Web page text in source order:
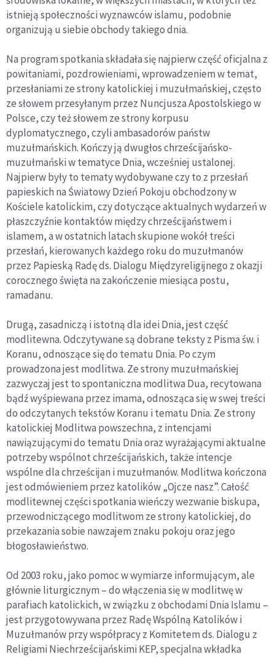
istnieją społeczności wyznawców islamu, podobnie
organizują u siebie obchody takiego dnia.
Na program spotkania składała się najpierw część oficjalna z
powitaniami, pozdrowieniami, wprowadzeniem w temat,
przesłaniami ze strony katolickiej i muzułmańskiej, często
ze słowem przesyłanym przez Nuncjusza Apostolskiego w
Polsce, czy też słowem ze strony korpusu
dyplomatycznego, czyli ambasadorów państw
muzułmańskich. Kończy ją dwugłos chrześcijańsko-
muzułmański w tematyce Dnia, wcześniej ustalonej.
Najpierw były to tematy wydobywane czy to z przesłań
papieskich na Światowy Dzień Pokoju obchodzony w
Kościele katolickim, czy dotyczące aktualnych wydarzeń w
płaszczyźnie kontaktów między chrześcijaństwem i
islamem, a w ostatnich latach skupione wokół treści
przesłań, kierowanych każdego roku do muzułmanów
przez Papieską Radę ds. Dialogu Międzyreligijnego z okazji
corocznego święta na zakończenie miesiąca postu,
ramadanu.
Drugą, zasadniczą i istotną dla idei Dnia, jest część
modlitewna. Odczytywane są dobrane teksty z Pisma św. i
Koranu, odnoszące się do tematu Dnia. Po czym
prowadzona jest modlitwa. Ze strony muzułmańskiej
zazwyczaj jest to spontaniczna modlitwa Dua, recytowana
bądź wyśpiewana przez imama, odnosząca się w swej treści
do odczytanych tekstów Koranu i tematu Dnia. Ze strony
katolickiej Modlitwa powszechna, z intencjami
nawiązującymi do tematu Dnia oraz wyrażającymi aktualne
potrzeby wspólnot chrześcijańskich, także intencje
wspólne dla chrześcijan i muzułmanów. Modlitwa kończona
jest odmówieniem przez katolików „Ojcze nasz”. Całość
modlitewnej części spotkania wieńczy wezwanie biskupa,
przewodniczącego modlitwom ze strony katolickiej, do
przekazania sobie nawzajem znaku pokoju oraz jego
błogosławieństwo.
Od 2003 roku, jako pomoc w wymiarze informującym, ale
głównie liturgicznym – do włączenia się w modlitwę w
parafiach katolickich, w związku z obchodami Dnia Islamu –
jest przygotowywana przez Radę Wspólną Katolików i
Muzułmanów przy współpracy z Komitetem ds. Dialogu z
Religiami Niechrześcijańskimi KEP, specjalna wkładka